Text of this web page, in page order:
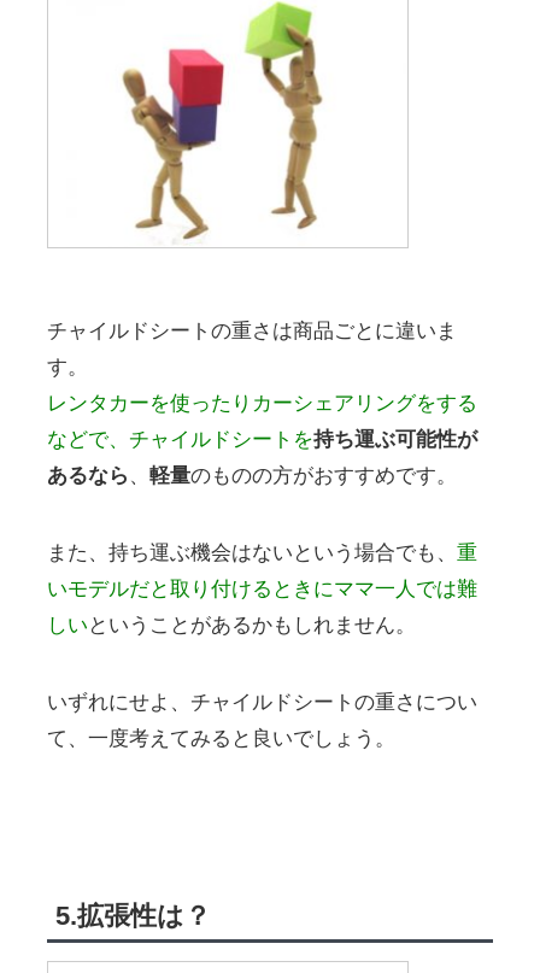
チャイルドシートの重さは商品ごとに違いま
す。
レンタカーを使ったりカーシェアリングをする
などで、チャイルドシートを持ち運ぶ可能性が
あるなら 、 軽量のものの方がおすすめです。
また、持ち運ぶ機会はないという場合でも、 重
いモデルだと取り付けるときにママ一人では難
しい ということがあるかもしれません。
いずれにせよ、チャイルドシートの重さについ
て、一度考えてみると良いでしょう。
5.拡張性は？